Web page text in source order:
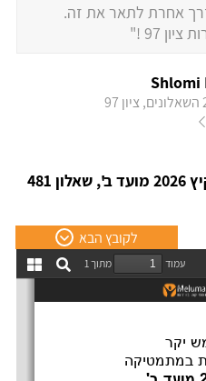
אחרת לתאר את זה.
97 !"
Shlomi
פתרון מלא שאלה 5 - בגרות קיץ 2026 מועד ב', שאלון 481
לקובץ הבא